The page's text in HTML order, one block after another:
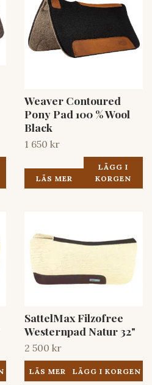
Weaver Contoured
Pony Pad 100 % Wool
Black
1 650 kr
LÄS MER
LÄGG I
KORGEN
SattelMax Filzofree
Westernpad Natur 32"
2 500 kr
LÄS MER